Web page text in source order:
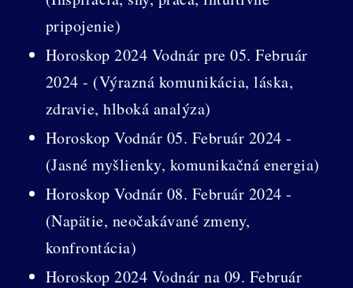
pripojenie)
Horoskop 2024 Vodnár pre 05. Február
2024 - (Výrazná komunikácia, láska,
zdravie, hlboká analýza)
Horoskop Vodnár 05. Február 2024 -
(Jasné myšlienky, komunikačná energia)
Horoskop Vodnár 08. Február 2024 -
(Napätie, neočakávané zmeny,
konfrontácia)
Horoskop 2024 Vodnár na 09. Február